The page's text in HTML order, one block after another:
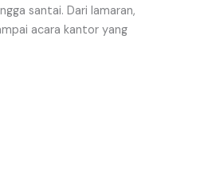
santai. Dari lamaran,
acara kantor yang